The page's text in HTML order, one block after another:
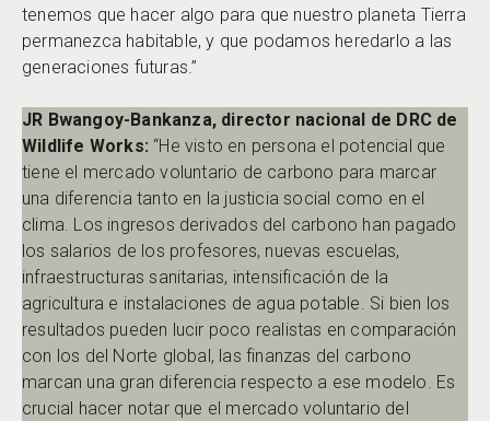
tenemos que hacer algo para que nuestro planeta Tierra
permanezca habitable, y que podamos heredarlo a las
generaciones futuras.”
JR Bwangoy-Bankanza, director nacional de DRC de
Wildlife Works: “He visto en persona el potencial que
tiene el mercado voluntario de carbono para marcar
una diferencia tanto en la justicia social como en el
clima. Los ingresos derivados del carbono han pagado
los salarios de los profesores, nuevas escuelas,
infraestructuras sanitarias, intensificación de la
agricultura e instalaciones de agua potable. Si bien los
resultados pueden lucir poco realistas en comparación
con los del Norte global, las finanzas del carbono
marcan una gran diferencia respecto a ese modelo. Es
crucial hacer notar que el mercado voluntario del